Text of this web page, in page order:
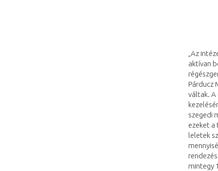
„Az
aktívan
Párducz
váltak.
szegedi
ezeket a
leletek
mintegy